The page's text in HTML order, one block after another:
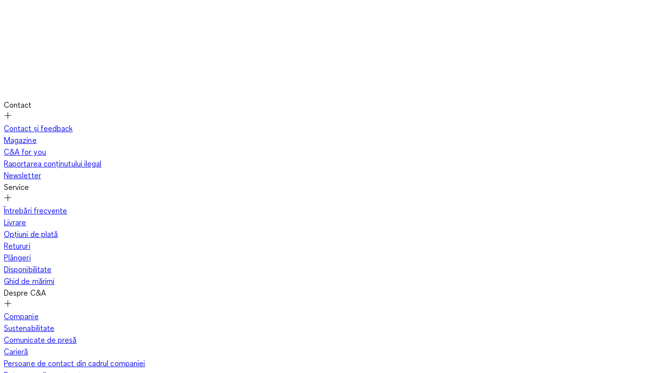
Contact
Contact și feedback
Magazine
C&A for you
Raportarea conținutului ilegal
Newsletter
Service
Întrebări frecvente
Livrare
Opțiuni de plată
Retururi
Plângeri
Disponibilitate
Ghid de mărimi
Despre C&A
Companie
Sustenabilitate
Comunicate de presă
Carieră
Persoane de contact din cadrul companiei